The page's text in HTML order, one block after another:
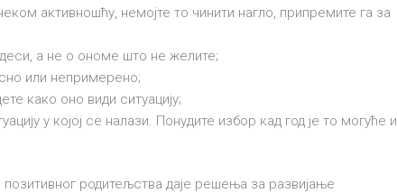
активношћу, немојте то чинити нагло, припремите га за
а не о ономе што не желите;
или непримерено;
како оно види ситуацију;
у којој се налази. Понудите избор кад год је то могуће и
позитивног родитељства даје решења за развијање